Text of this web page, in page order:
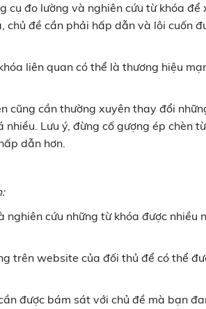
cụ đo lường và nghiên cứu từ khóa để
chủ đề cần phải hấp dẫn và lôi cuốn
liên quan có thể là thương hiệu
cũng cần thường xuyên thay đổi
Lưu ý, đừng cố gượng ép chèn
dẫn hơn.
cứu những từ khóa được nhiều
trên website của đối thủ để có thể
được bám sát với chủ đề mà bạn